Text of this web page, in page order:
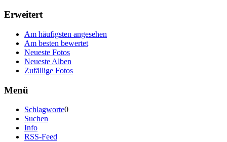
Erweitert
Am häufigsten angesehen
Am besten bewertet
Neueste Fotos
Neueste Alben
Zufällige Fotos
Menü
Schlagworte0
Suchen
Info
RSS-Feed